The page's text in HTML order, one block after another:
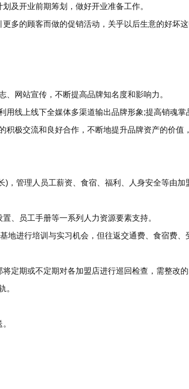
及开业前期筹划，做好开业准备工作。
多的顾客而做的促销活动，关乎以后生意的好坏
网站宣传，不断提高品牌知名度和影响力。
线上线下全媒体多渠道输出品牌形象;提高销魂掌
积极交流和良好合作，不断地提升品牌资产的价值
，管理人员工薪资、食宿、福利、人身安全等由加
、员工手册等一系列人力资源要素支持。
地进行培训与实习机会，但往返交通费、食宿费、
定期或不定期对各加盟店进行巡回检查，需整改
。